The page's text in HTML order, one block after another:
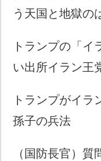
う天国と地獄の
トランプの「イ
い出所イラン王
トランプがイラ
孫子の兵法
（国防長官）